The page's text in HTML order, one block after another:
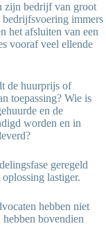
zijn bedrijf van groot
bedrijfsvoering immers
het afsluiten van een
vooraf veel ellende
de huurprijs of
toepassing? Wie is
en de
worden en in
geregeld
lastiger.
hebben niet
bovendien